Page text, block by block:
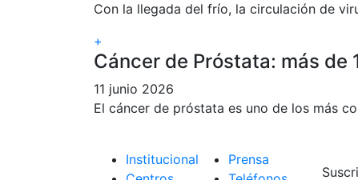
Con la llegada del frío, la circulación de
+
Cáncer de Próstata: más de
11 junio 2026
El cáncer de próstata es uno de los más
Institucional
Prensa